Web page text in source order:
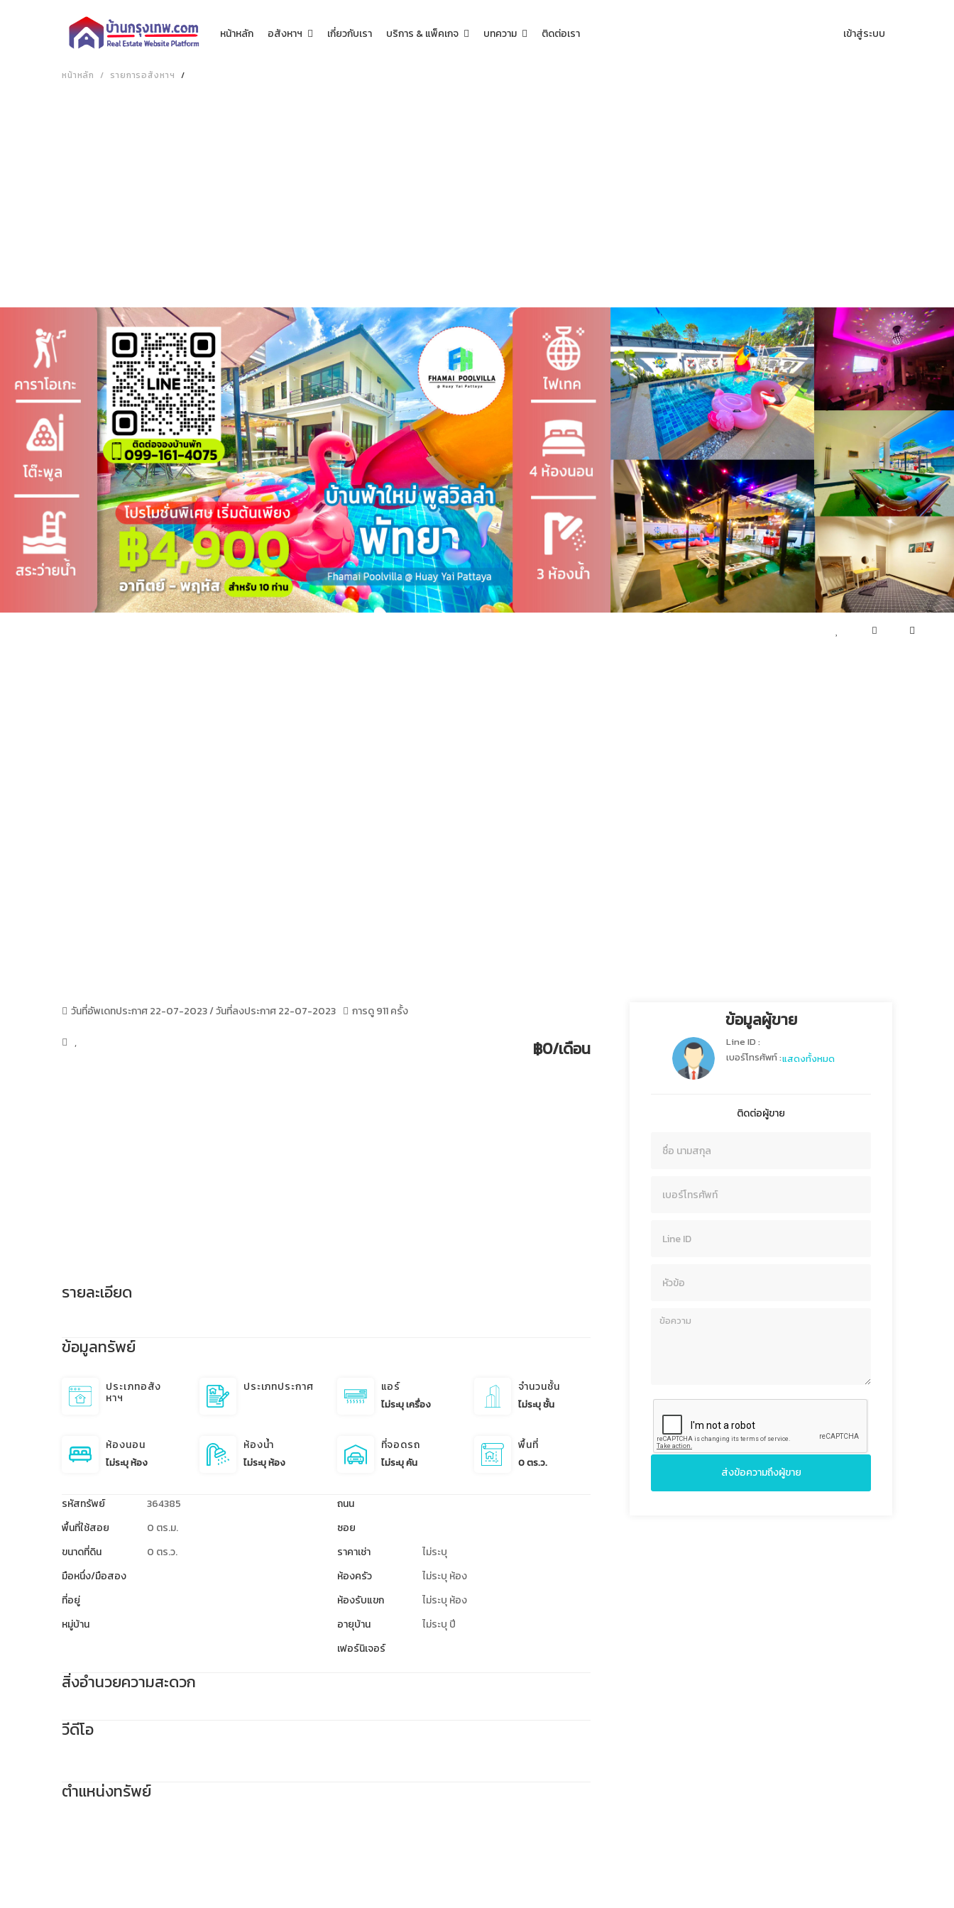
หน้าหลัก อสังหาฯ เกี่ยวกับเรา บริการ & แพ็คเกจ บทความ ติดต่อเรา เข้าสู่ระบบ
หน้าหลัก รายการอสังหาฯ
วันที่อัพเดทประกาศ 22-07-2023 / วันที่ลงประกาศ 22-07-2023 การดู 911 ครั้ง
, ฿0/เดือน
รายละเอียด
ข้อมูลทรัพย์
ประเภทอสัง
หาฯ
ประเภทประกาศ แอร์
ไม่ระบุ เครื่อง
จำนวนชั้น
ไม่ระบุ ชั้น
ห้องนอน
ไม่ระบุ ห้อง
ห้องน้ำ
ไม่ระบุ ห้อง
ที่จอดรถ
ไม่ระบุ คัน
พื้นที่
0 ตร.ว.
รหัสทรัพย์ 364385
ถนน
พื้นที่ใช้สอย
0 ตร.ม.
ซอย
ขนาดที่ดิน
0 ตร.ว. ราคาเช่า
ไม่ระบุ
มือหนึ่ง/มือสอง
ห้องครัว
ไม่ระบุ ห้อง
ที่อยู่
ห้องรับแขก
ไม่ระบุ ห้อง
หมู่บ้าน
อายุบ้าน
ไม่ระบุ ปี
เฟอร์นิเจอร์
สิ่งอำนวยความสะดวก
วีดีโอ
ตำแหน่งทรัพย์
ข้อมูลผู้ขาย
Line ID :
เบอร์โทรศัพท์ :แสดงทั้งหมด
ติดต่อผู้ขาย
ส่งข้อความถึงผู้ขาย